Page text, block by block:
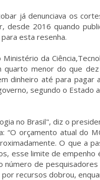
já denunciava os
desde 2016 quando
esta resenha.
da
menor do que
dinheiro até para pagar
segundo o Estado
no Brasil", diz o
“O orçamento atual do
O que a
esse limite de empenho
de pesquisadores
recursos dobrou,